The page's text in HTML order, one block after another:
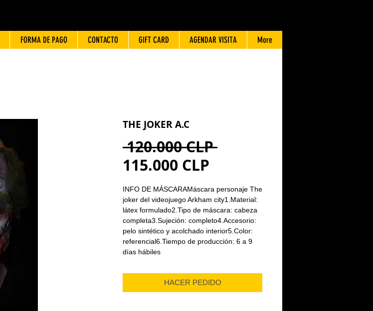
FORMA DE PAGO CONTACTO GIFT CARD AGENDAR VISITA More
THE JOKER A.C
120.000 CLP Precio
115.000 CLP
de
oferta
INFO DE MÁSCARAMáscara personaje The
joker del videojuego Arkham city1.Material:
látex formulado2.Tipo de máscara: cabeza
completa3.Sujeción: completo4.Accesorio:
pelo sintético y acolchado interior5.Color:
referencial6.Tiempo de producción: 6 a 9
días hábiles
HACER PEDIDO